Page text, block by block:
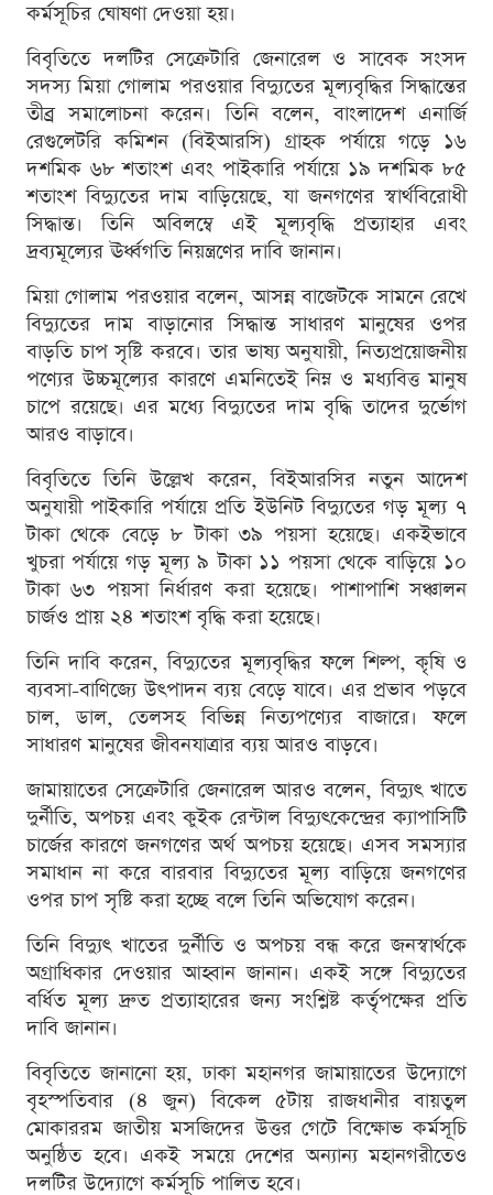
কর্মসূচির ঘোষণা দেওয়া হয়।
বিবৃতিতে দলটির সেক্রেটারি জেনারেল ও সাবেক সংসদ
সদস্য মিয়া গোলাম পরওয়ার বিদ্যুতের মূল্যবৃদ্ধির সিদ্ধান্তের
তীব্র সমালোচনা করেন। তিনি বলেন, বাংলাদেশ এনার্জি
রেগুলেটরি কমিশন (বিইআরসি) গ্রাহক পর্যায়ে গড়ে ১৬
দশমিক ৬৮ শতাংশ এবং পাইকারি পর্যায়ে ১৯ দশমিক ৮৫
শতাংশ বিদ্যুতের দাম বাড়িয়েছে, যা জনগণের স্বার্থবিরোধী
সিদ্ধান্ত। তিনি অবিলম্বে এই মূল্যবৃদ্ধি প্রত্যাহার এবং
দ্রব্যমূল্যের ঊর্ধ্বগতি নিয়ন্ত্রণের দাবি জানান।
মিয়া গোলাম পরওয়ার বলেন, আসন্ন বাজেটকে সামনে রেখে
বিদ্যুতের দাম বাড়ানোর সিদ্ধান্ত সাধারণ মানুষের ওপর
বাড়তি চাপ সৃষ্টি করবে। তার ভাষ্য অনুযায়ী, নিত্যপ্রয়োজনীয়
পণ্যের উচ্চমূল্যের কারণে এমনিতেই নিম্ন ও মধ্যবিত্ত মানুষ
চাপে রয়েছে। এর মধ্যে বিদ্যুতের দাম বৃদ্ধি তাদের দুর্ভোগ
আরও বাড়াবে।
বিবৃতিতে তিনি উল্লেখ করেন, বিইআরসির নতুন আদেশ
অনুযায়ী পাইকারি পর্যায়ে প্রতি ইউনিট বিদ্যুতের গড় মূল্য ৭
টাকা থেকে বেড়ে ৮ টাকা ৩৯ পয়সা হয়েছে। একইভাবে
খুচরা পর্যায়ে গড় মূল্য ৯ টাকা ১১ পয়সা থেকে বাড়িয়ে ১০
টাকা ৬৩ পয়সা নির্ধারণ করা হয়েছে। পাশাপাশি সঞ্চালন
চার্জও প্রায় ২৪ শতাংশ বৃদ্ধি করা হয়েছে।
তিনি দাবি করেন, বিদ্যুতের মূল্যবৃদ্ধির ফলে শিল্প, কৃষি ও
ব্যবসা-বাণিজ্যে উৎপাদন ব্যয় বেড়ে যাবে। এর প্রভাব পড়বে
চাল, ডাল, তেলসহ বিভিন্ন নিত্যপণ্যের বাজারে। ফলে
সাধারণ মানুষের জীবনযাত্রার ব্যয় আরও বাড়বে।
জামায়াতের সেক্রেটারি জেনারেল আরও বলেন, বিদ্যুৎ খাতে
দুর্নীতি, অপচয় এবং কুইক রেন্টাল বিদ্যুৎকেন্দ্রের ক্যাপাসিটি
চার্জের কারণে জনগণের অর্থ অপচয় হয়েছে। এসব সমস্যার
সমাধান না করে বারবার বিদ্যুতের মূল্য বাড়িয়ে জনগণের
ওপর চাপ সৃষ্টি করা হচ্ছে বলে তিনি অভিযোগ করেন।
তিনি বিদ্যুৎ খাতের দুর্নীতি ও অপচয় বন্ধ করে জনস্বার্থকে
অগ্রাধিকার দেওয়ার আহ্বান জানান। একই সঙ্গে বিদ্যুতের
বর্ধিত মূল্য দ্রুত প্রত্যাহারের জন্য সংশ্লিষ্ট কর্তৃপক্ষের প্রতি
দাবি জানান।
বিবৃতিতে জানানো হয়, ঢাকা মহানগর জামায়াতের উদ্যোগে
বৃহস্পতিবার (৪ জুন) বিকেল ৫টায় রাজধানীর বায়তুল
মোকাররম জাতীয় মসজিদের উত্তর গেটে বিক্ষোভ কর্মসূচি
অনুষ্ঠিত হবে। একই সময়ে দেশের অন্যান্য মহানগরীতেও
দলটির উদ্যোগে কর্মসূচি পালিত হবে।